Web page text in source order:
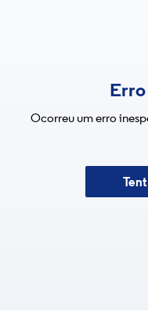
Ocorreu um erro